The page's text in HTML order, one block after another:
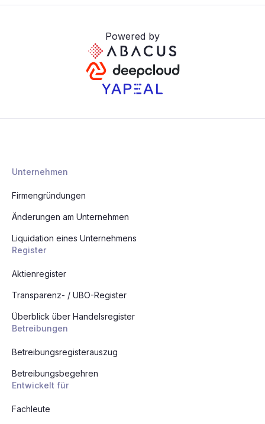
Powered by
Unternehmen
Firmengründungen
Änderungen am Unternehmen
Liquidation eines Unternehmens
Register
Aktienregister
Transparenz- / UBO-Register
Überblick über Handelsregister
Betreibungen
Betreibungsregisterauszug
Betreibungsbegehren
Entwickelt für
Fachleute